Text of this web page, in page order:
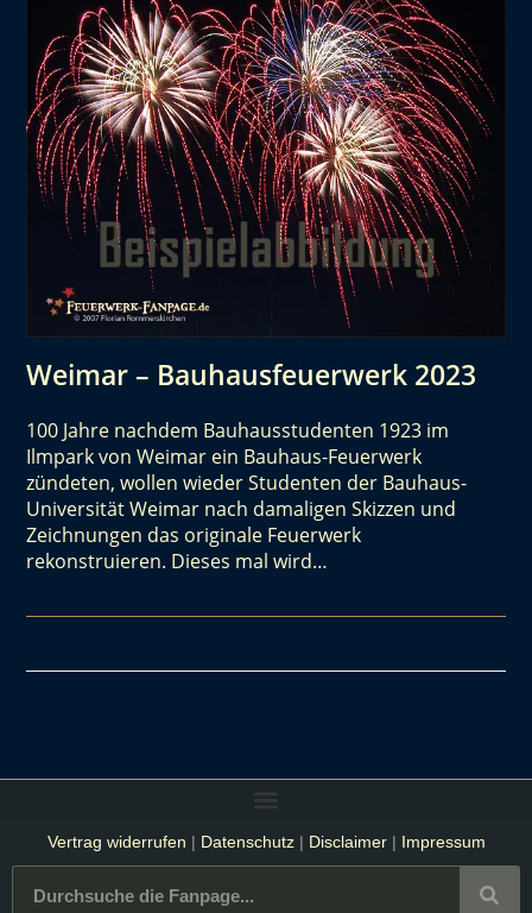
Weimar – Bauhausfeuerwerk 2023
100 Jahre nachdem Bauhausstudenten 1923 im
Ilmpark von Weimar ein Bauhaus-Feuerwerk
zündeten, wollen wieder Studenten der Bauhaus-
Universität Weimar nach damaligen Skizzen und
Zeichnungen das originale Feuerwerk
rekonstruieren. Dieses mal wird…
Vertrag widerrufen | Datenschutz| Disclaimer| Impressum